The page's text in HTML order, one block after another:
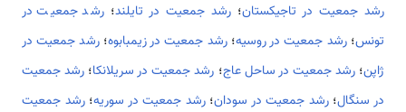
رشد جمعیت در تاجیکستان؛ رشد جمعیت در تایلند؛ رشد جمعیت در
تونس؛رشد جمعیت در روسیه؛رشد جمعیت در زیمبابوه؛رشد جمعیت در
ژاپن؛رشد جمعیت در ساحل عاج؛ رشد جمعیت در سریلانکا؛ رشد جمعیت
در سنگال؛رشد جمعیت در سودان؛رشد جمعیت در سوریه؛رشد جمعیت